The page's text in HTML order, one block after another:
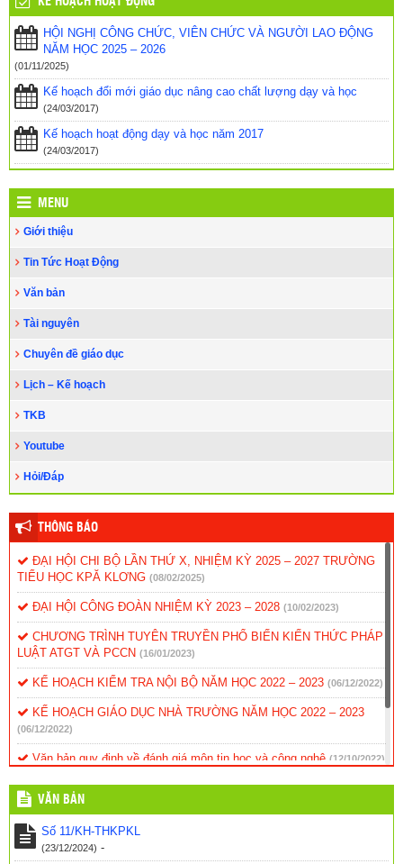
2023, huyện Cư Kuin – Phần thi thực hành
Hội thi Giáo viên chủ nhiệm lớp giỏi cấp Tiểu học, năm học 2022-
2023, huyện Cư Kuin, tỉnh Đắk Lắk đổi mới, năng động và sáng
tạo(09/12/2022)
HỌC thông qua CHƠI(15/11/2022)
HỘI THAO TRUYỀN THỐNG NGÀNH GIÁO DỤC VÀ ĐÀO TẠO
HUYỆN CƯ KUIN – NĂM 2022 (28/10/2022)
HỘI NGHỊ CÔNG CHỨC, VIÊN CHỨC VÀ NGƯỜI LAO ĐỘNG
NĂM HỌC 2025 – 2026
(01/11/2025)
Kế hoạch đổi mới giáo dục nâng cao chất lượng dạy và học
(24/03/2017)
Kế hoạch hoạt động dạy và học năm 2017
(24/03/2017)
MENU
Giới thiệu
Tin Tức Hoạt Động
Văn bản
Tài nguyên
Chuyên đề giáo dục
Lịch – Kế hoạch
TKB
Youtube
Hỏi/Đáp
THÔNG BÁO
ĐẠI HỘI CHI BỘ LẦN THỨ X, NHIỆM KỲ 2025 – 2027 TRƯỜNG
TIỂU HỌC KPĂ KLƠNG (08/02/2025)
ĐẠI HỘI CÔNG ĐOÀN NHIỆM KỲ 2023 – 2028 (10/02/2023)
CHƯƠNG TRÌNH TUYÊN TRUYỀN PHỔ BIẾN KIẾN THỨC PHÁP
LUẬT ATGT VÀ PCCN (16/01/2023)
KẾ HOẠCH KIỂM TRA NỘI BỘ NĂM HỌC 2022 – 2023 (06/12/2022)
KẾ HOẠCH GIÁO DỤC NHÀ TRƯỜNG NĂM HỌC 2022 – 2023
(06/12/2022)
Văn bản quy định về đánh giá môn tin học và công nghệ (12/10/2022)
Kế hoạch hoạt động dạy và học năm 2017 (24/03/2017)
Thông báo – Nhiệm vụ trong năm học mới (24/03/2017)
VĂN BẢN
Số 11/KH-THKPKL
(23/12/2024) -